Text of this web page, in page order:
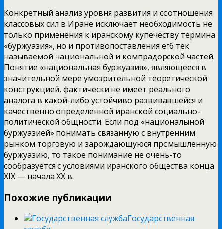
Конкретный анализ уровня развития и соотношения
классовых сил в Иране исключает необходимость не
только применения к иранскому купечеству термина
«буржуазия», но и противопоставления егб тёк
называемой национальной и компрадорской частей.
Понятие «национальная буржуазия», являющееся в
значительной мере умозрительной теоретической
конструкцией, фактически не имеет реального
аналога в какой-либо устойчиво развивавшейся и
качественно определенной иранской социально-
политической общности. Если под «националыной
буржуазией» понимать связанную с внутренним
рынком торговую и зарождающуюся промышленную
буржуазию, то такое понимание не очень-то
сообразуется с условиями иранского общества конца
XIX — начала XX в.
Похожие публикации
Государственная